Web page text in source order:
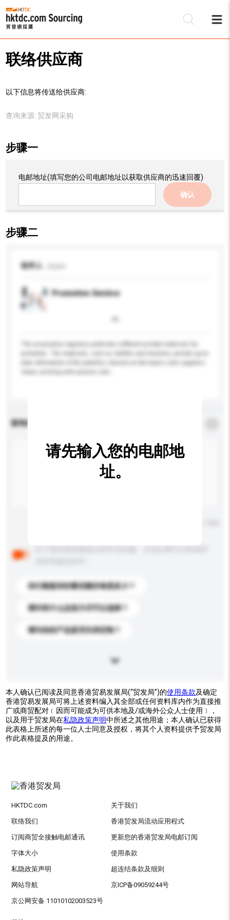
联络供应商
以下信息将传送给供应商:
查询来源: 贸发网采购
步骤一
电邮地址(填写您的公司电邮地址以获取供应商的迅速回覆)
确认
步骤二
收件人
Promotion Service
查询内容
你们能提供的最优惠价格是多少？
请问有什么运送方式可以选择？
请问你的产品是否支持定制？
请先输入您的电邮地
址。
本人确认已阅读及同意香港贸易发展局(“贸发局”)的使用条款及确定
香港贸易发展局可将上述资料编入其全部或任何资料库内作为直接推
广或商贸配对﹝因而可能成为可供本地及/或海外公众人士使用﹞，
以及用于贸发局在私隐政策声明中所述之其他用途；本人确认已获得
此表格上所述的每一位人士同意及授权，将其个人资料提供予贸发局
作此表格提及的用途。
HKTDC.com 关于我们
联络我们 香港贸发局流动应用程式
订阅商贸全接触电邮通讯 更新您的香港贸发局电邮订阅
字体大小 使用条款
私隐政策声明 超连结条款及细则
网站导航 京ICP备09059244号
京公网安备 11010102003523号